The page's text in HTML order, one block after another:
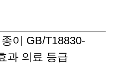
이 GB/T18830-
과 의료 등급